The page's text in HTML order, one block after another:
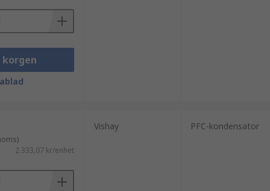
korgen
2 333,07 kr/enhet
Vishay PFC-kondensator